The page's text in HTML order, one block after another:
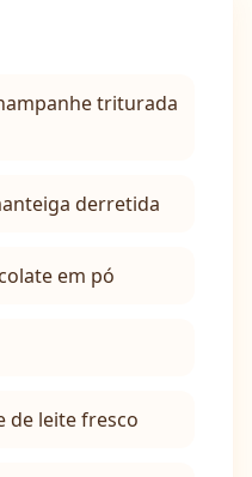
triturada
derretida
em pó
de leite fresco